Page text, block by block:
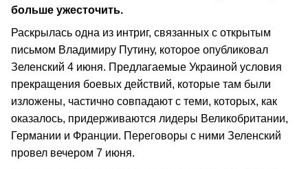
больше ужесточить.
Раскрылась одна из интриг, связанных с открытым
письмом Владимиру Путину, которое опубликовал
Зеленский 4 июня. Предлагаемые Украиной условия
прекращения боевых действий, которые там были
изложены, частично совпадают с теми, которых, как
оказалось, придерживаются лидеры Великобритании,
Германии и Франции. Переговоры с ними Зеленский
провел вечером 7 июня.